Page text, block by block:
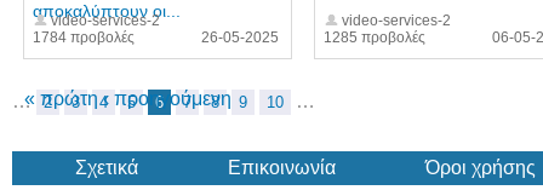
1784 προβολές
αποκαλύπτουν οι...
video-services-2
26-05-2025
1285 προβολές
video-services-2
06-05-
« πρώτη ‹ προηγούμενη
… 2 3 4 5 6 7 8 9 10 …
Σχετικά Επικοινωνία Όροι χρήσης